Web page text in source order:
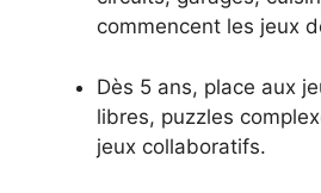
commencent les jeux
Dès 5 ans, place aux
libres, puzzles
jeux collaboratifs.